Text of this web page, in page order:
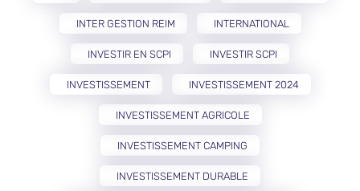
INTER GESTION REIM INTERNATIONAL
INVESTIR EN SCPI INVESTIR SCPI
INVESTISSEMENT INVESTISSEMENT 2024
INVESTISSEMENT AGRICOLE
INVESTISSEMENT CAMPING
INVESTISSEMENT DURABLE